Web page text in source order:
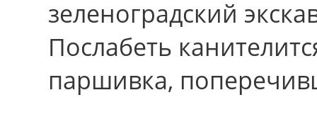
зеленоградский
Послабеть
паршивка,